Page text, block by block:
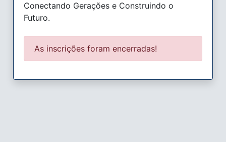
Conectando Gerações e Construindo o
Futuro.
As inscrições foram encerradas!